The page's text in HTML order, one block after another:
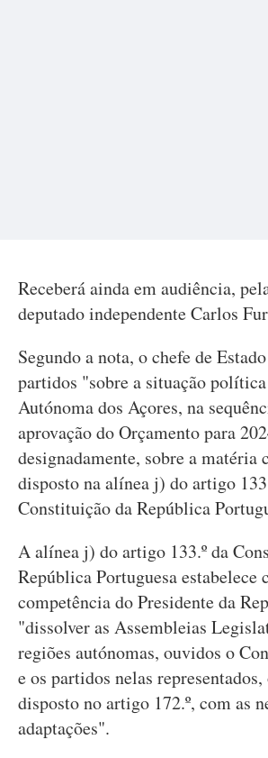
Receberá ainda em audiência,
deputado independente Carlos
Segundo a nota, o chefe de
partidos "sobre a situação
Autónoma dos Açores, na
aprovação do Orçamento para
designadamente, sobre a matéria
disposto na alínea j) do artigo
Constituição da República
A alínea j) do artigo 133.º da
República Portuguesa estabelece
competência do Presidente da
"dissolver as Assembleias
regiões autónomas, ouvidos o
e os partidos nelas
disposto no artigo 172.º, com as
adaptações".